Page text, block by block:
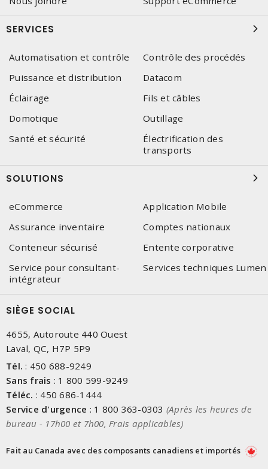
SERVICES
Automatisation et contrôle
Contrôle des procédés
Puissance et distribution
Datacom
Éclairage
Fils et câbles
Domotique
Outillage
Santé et sécurité
Électrification des
transports
SOLUTIONS
eCommerce
Application Mobile
Assurance inventaire
Comptes nationaux
Conteneur sécurisé
Entente corporative
Service pour consultant-
intégrateur
Services techniques Lumen
SIÈGE SOCIAL
4655, Autoroute 440 Ouest
Laval, QC, H7P 5P9
Tél. : 450 688-9249
Sans frais : 1 800 599-9249
Téléc. : 450 686-1444
Service d'urgence : 1 800 363-0303 (Après les heures de
bureau - 17h00 et 7h00, Frais applicables)
Fait au Canada avec des composants canadiens et importés